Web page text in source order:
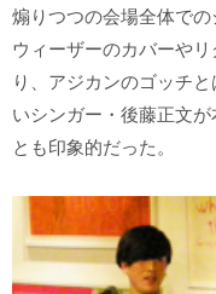
煽りつつの会場全体での
ウィーザーのカバーや
り、アジカンのゴッチ
いシンガー・後藤正文
とも印象的だった。